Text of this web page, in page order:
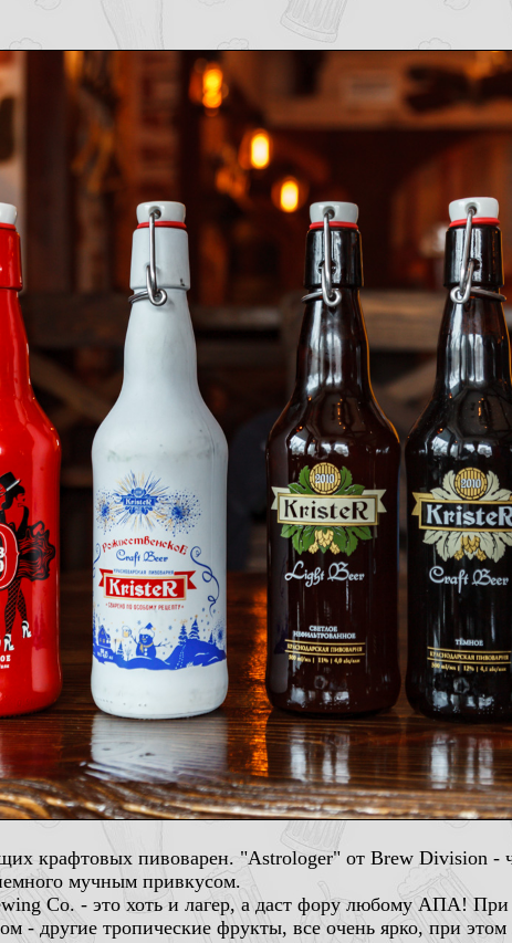
крафтовых пивоварен. "Astrologer" от Brew Division -
мучным привкусом.
Co. - это хоть и лагер, а даст фору любому АПА! При
- другие тропические фрукты, все очень ярко, при этом